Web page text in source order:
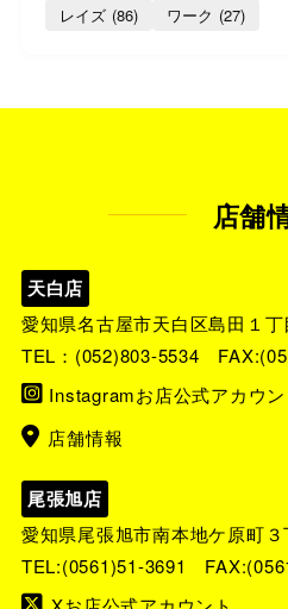
レイズ (86) ワーク (27)
店舗
天白店
愛知県名古屋市天白区島田１
TEL： (052)803-5534
Instagramお店公式アカウン
店舗情報
尾張旭店
愛知県尾張旭市南本地ケ原町
TEL:(0561)51-3691